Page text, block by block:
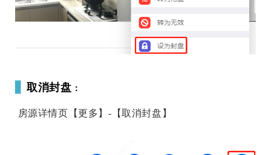
取消封盘 ：
房源详情页【更多】-【取消封盘】